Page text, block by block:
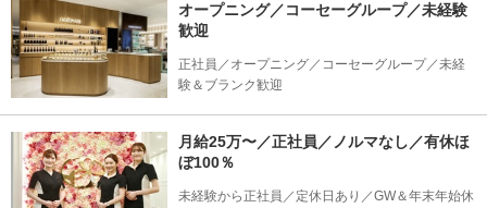
オープニング／コーセーグループ／未経験
歓迎
正社員／オープニング／コーセーグループ／未経
験＆ブランク歓迎
月給25万〜／正社員／ノルマなし／有休ほ
ぼ100％
未経験から正社員／定休日あり／GW＆年末年始休